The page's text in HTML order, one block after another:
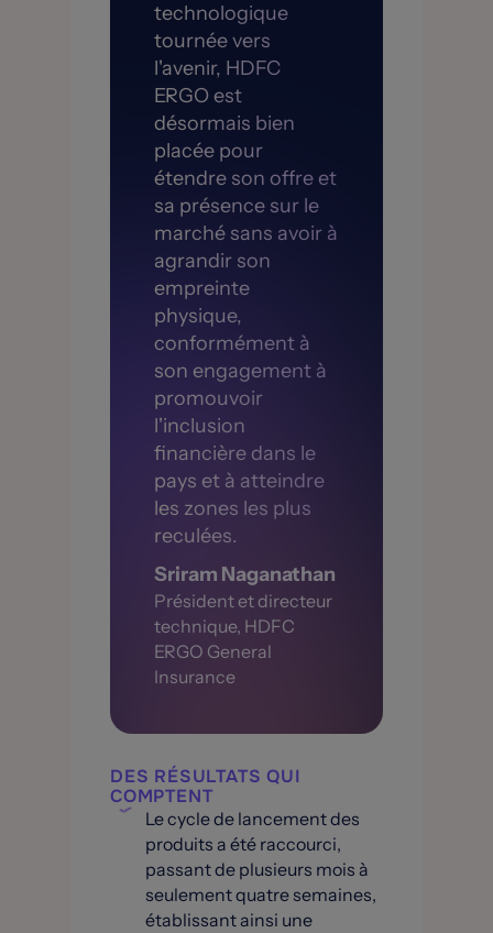
technologique
tournée vers
l'avenir, HDFC
ERGO est
désormais bien
placée pour
étendre son offre et
sa présence sur le
marché sans avoir à
agrandir son
empreinte
physique,
conformément à
son engagement à
promouvoir
l'inclusion
financière dans le
pays et à atteindre
les zones les plus
reculées.
Sriram Naganathan
Président et directeur
technique, HDFC
ERGO General
Insurance
DES RÉSULTATS QUI
COMPTENT
Le cycle de lancement des
produits a été raccourci,
passant de plusieurs mois à
seulement quatre semaines,
établissant ainsi une